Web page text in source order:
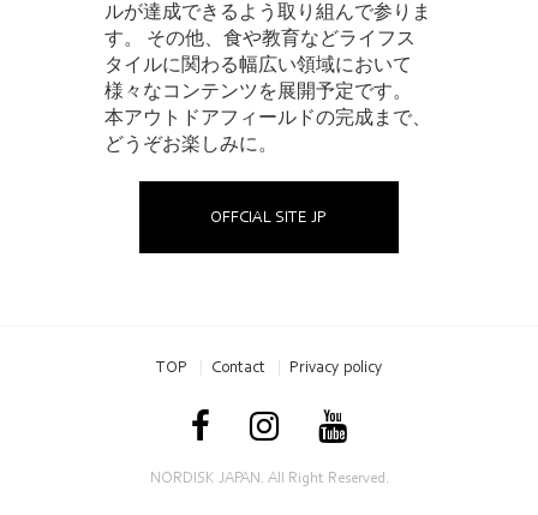
ルが達成できるよう取り組んで参りま
す。 その他、食や教育などライフス
タイルに関わる幅広い領域において
様々なコンテンツを展開予定です。
本アウトドアフィールドの完成まで、
どうぞお楽しみに。
OFFCIAL SITE JP
TOP Contact Privacy policy
NORDISK JAPAN. All Right Reserved.